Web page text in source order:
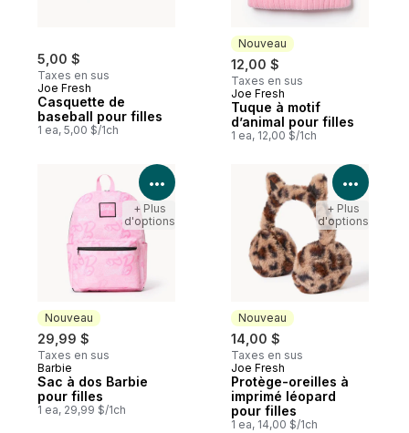
5,00 $
Taxes en sus
Joe Fresh
Casquette de
baseball pour filles
1 ea, 5,00 $/1ch
Nouveau
12,00 $
Taxes en sus
Nouveau
Joe Fresh
Tuque à motif
d’animal pour filles
1 ea, 12,00 $/1ch
Nouveau
29,99 $
Taxes en sus
Nouveau
Barbie
Sac à dos Barbie
pour filles
1 ea, 29,99 $/1ch
Voir les détails du produit
+ Plus
d'options
Nouveau
14,00 $
Taxes en sus
Nouveau
Joe Fresh
Protège-oreilles à
imprimé léopard
pour filles
1 ea, 14,00 $/1ch
Voir
+ Plus
d'options